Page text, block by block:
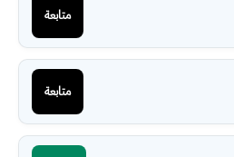
متابعة
متابعة